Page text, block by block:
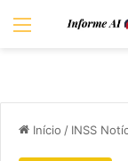
Menu
Início / INSS